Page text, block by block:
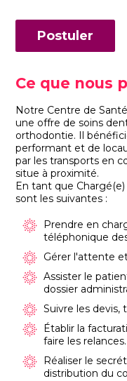
Postuler
Ce que nous
Notre Centre de
une offre de soins
orthodontie. Il
performant et de
par les transports en
situe à proximité.
En tant que
sont les suivantes :
Prendre en
téléphonique
Gérer l'attente
Assister le
dossier
Suivre les devis,
Établir la
faire les relances.
Réaliser le
distribution du